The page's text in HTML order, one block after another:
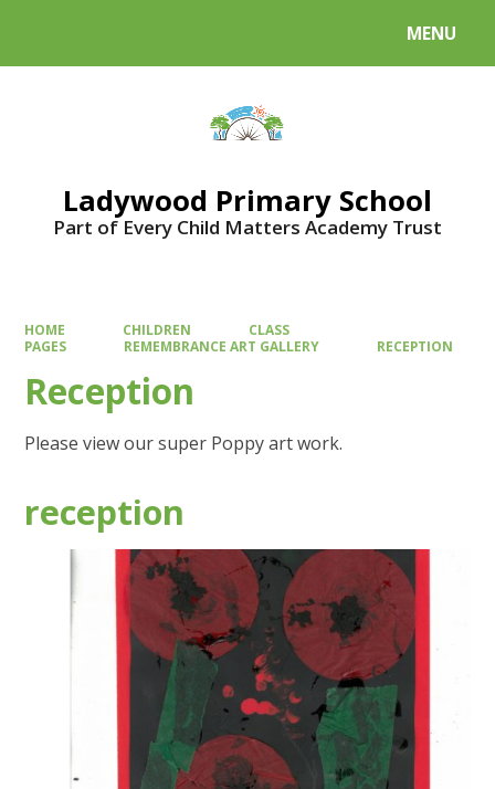
MENU
Ladywood Primary School
Part of Every Child Matters Academy Trust
HOME CHILDREN
CLASS
PAGES
REMEMBRANCE ART GALLERY RECEPTION
Reception
Please view our super Poppy art work.
reception